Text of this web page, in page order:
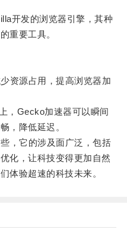
开发的浏览器引擎，其种
重要工具。
源占用，提高浏览器加
Gecko加速器可以瞬间
，降低延迟。
它的涉及面广泛，包括
化，让科技变得更加自然
体验超速的科技未来。